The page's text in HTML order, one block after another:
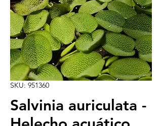
SKU: 951360
Salvinia auriculata -